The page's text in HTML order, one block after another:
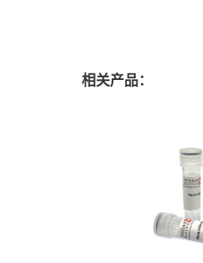
相关产品：